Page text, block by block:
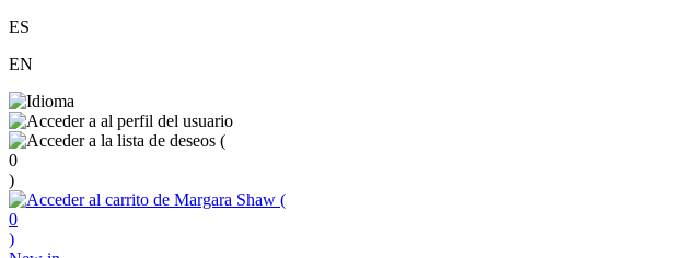
ES
EN
(
0
)
(
0
)